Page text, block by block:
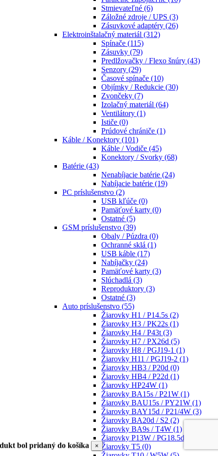
Stmievateľné (6)
Záložné zdroje / UPS (3)
Zásuvkové adaptéry (26)
Elektroinštalačný materiál (312)
Spínače (115)
Zásuvky (79)
Predlžovačky / Flexo šnúry (43)
Senzory (29)
Časové spínače (10)
Objímky / Redukcie (30)
Zvončeky (7)
Izolačný materiál (64)
Ventilátory (1)
Ističe (0)
Prúdové chrániče (1)
Káble / Konektory (101)
Káble / Vodiče (45)
Konektory / Svorky (68)
Batérie (43)
Nenabíjacie batérie (24)
Nabíjacie batérie (19)
PC príslušenstvo (2)
USB kľúče (0)
Pamäťové karty (0)
Ostatné (5)
GSM príslušenstvo (39)
Obaly / Púzdra (0)
Ochranné sklá (1)
USB káble (17)
Nabíjačky (24)
Pamäťové karty (3)
Slúchadlá (3)
Reproduktory (3)
Ostatné (3)
Auto príslušenstvo (55)
Žiarovky H1 / P14.5s (2)
Žiarovky H3 / PK22s (1)
Žiarovky H4 / P43t (3)
Žiarovky H7 / PX26d (5)
Žiarovky H8 / PGJ19-1 (1)
Žiarovky H11 / PGJ19-2 (1)
Žiarovky HB3 / P20d (0)
Žiarovky HB4 / P22d (1)
Žiarovky HP24W (1)
Žiarovky BA15s / P21W (1)
Žiarovky BAU15s / PY21W (1)
Žiarovky BAY15d / P21/4W (3)
Žiarovky BA20d / S2 (2)
Žiarovky BA9s / T4W (1)
Žiarovky P13W / PG18.5d-1
Žiarovky T5 (0)
bol pridaný do košíka ×